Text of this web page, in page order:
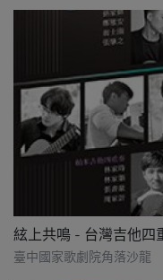
絃上共鳴 - 台灣吉他四
臺中國家歌劇院角落沙龍